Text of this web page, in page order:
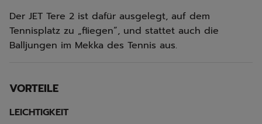
Der JET Tere 2 ist dafür ausgelegt, auf dem
Tennisplatz zu „fliegen”, und stattet auch die
Balljungen im Mekka des Tennis aus.
VORTEILE
LEICHTIGKEIT